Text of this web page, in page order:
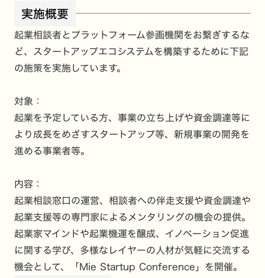
実施概要
起業相談者とプラットフォーム参画機関をお繋ぎするな
ど、スタートアップエコシステムを構築するために下記
の施策を実施しています。
対象：
起業を予定している方、事業の立ち上げや資金調達等に
より成長をめざすスタートアップ等、新規事業の開発を
進める事業者等。
内容：
起業相談窓口の運営、相談者への伴走支援や資金調達や
起業支援等の専門家によるメンタリングの機会の提供。
起業家マインドや起業機運を醸成、イノベーション促進
に関する学び、多様なレイヤーの人材が気軽に交流する
機会として、「Mie Startup Conference」を開催。